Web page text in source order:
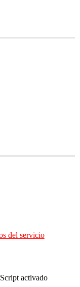
del servicio
activado